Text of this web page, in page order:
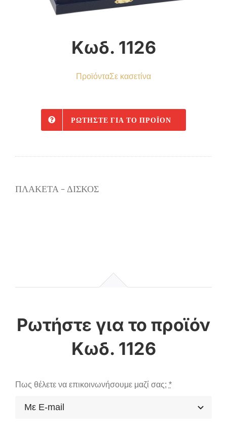
Κωδ. 1126
ΠροϊόνταΣε κασετίνα
ΡΩΤΉΣΤΕ ΓΙΑ ΤΟ ΠΡΟΪΌΝ
ΠΛΑΚΕΤΑ – ΔΙΣΚΟΣ
Κωδ. 1126
Πως θέλετε να επικοινωνήσουμε μαζί σας; *